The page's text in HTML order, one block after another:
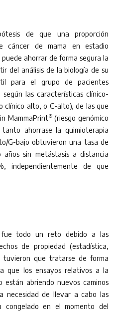
de que una proporción
cáncer de mama en estadio
ahorrar de forma segura la
del análisis de la biología de su
para el grupo de pacientes
según las características clínico-
clínico alto, o C-alto), de las que
MammaPrint® (riesgo genómico
ahorrase la quimioterapia
G-bajo obtuvieron una tasa de
sin metástasis a distancia
independientemente de que
fue todo un reto debido a las
de propiedad (estadística,
que tratarse de forma
que los ensayos relativos a la
están abriendo nuevos caminos
necesidad de llevar a cabo las
congelado en el momento del